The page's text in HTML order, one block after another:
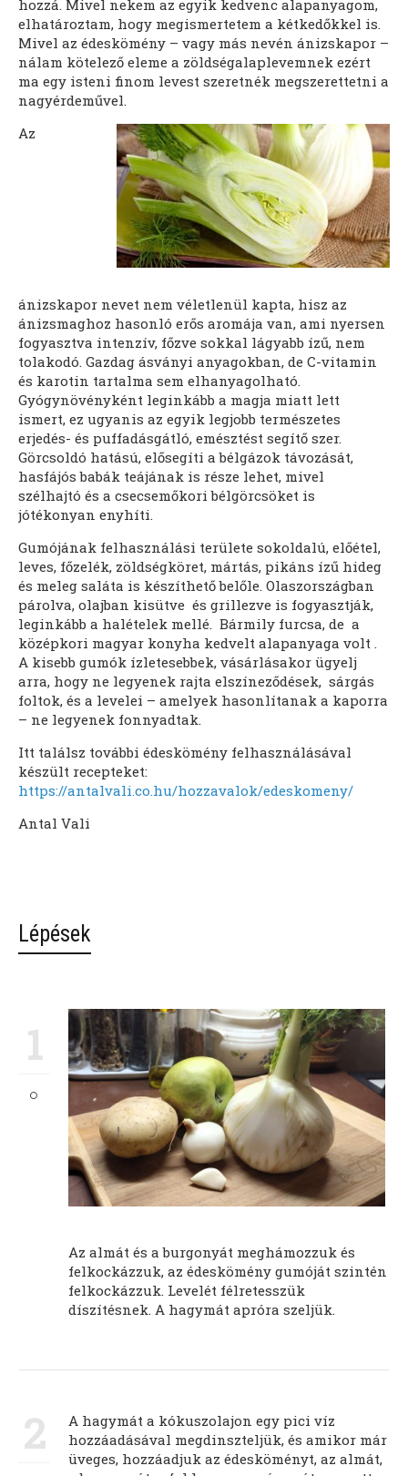
hozzá. Mivel nekem az egyik kedvenc alapanyagom,
elhatároztam, hogy megismertetem a kétkedőkkel is.
Mivel az édeskömény – vagy más nevén ánizskapor –
nálam kötelező eleme a zöldségalaplevemnek ezért
ma egy isteni finom levest szeretnék megszerettetni a
nagyérdeművel.
Az
ánizskapor nevet nem véletlenül kapta, hisz az
ánizsmaghoz hasonló erős aromája van, ami nyersen
fogyasztva intenzív, főzve sokkal lágyabb ízű, nem
tolakodó. Gazdag ásványi anyagokban, de C-vitamin
és karotin tartalma sem elhanyagolható.
Gyógynövényként leginkább a magja miatt lett
ismert, ez ugyanis az egyik legjobb természetes
erjedés- és puffadásgátló, emésztést segítő szer.
Görcsoldó hatású, elősegíti a bélgázok távozását,
hasfájós babák teájának is része lehet, mivel
szélhajtó és a csecsemőkori bélgörcsöket is
jótékonyan enyhíti.
Gumójának felhasználási területe sokoldalú, előétel,
leves, főzelék, zöldségköret, mártás, pikáns ízű hideg
és meleg saláta is készíthető belőle. Olaszországban
párolva, olajban kisütve és grillezve is fogyasztják,
leginkább a halételek mellé. Bármily furcsa, de a
középkori magyar konyha kedvelt alapanyaga volt .
A kisebb gumók ízletesebbek, vásárlásakor ügyelj
arra, hogy ne legyenek rajta elszíneződések, sárgás
foltok, és a levelei – amelyek hasonlítanak a kaporra
– ne legyenek fonnyadtak.
Itt találsz további édeskömény felhasználásával
készült recepteket:
https://antalvali.co.hu/hozzavalok/edeskomeny/
Antal Vali
Lépések
1
Az almát és a burgonyát meghámozzuk és
felkockázzuk, az édeskömény gumóját szintén
felkockázzuk. Levelét félretesszük
díszítésnek. A hagymát apróra szeljük.
2
A hagymát a kókuszolajon egy pici víz
hozzáadásával megdinszteljük, és amikor már
üveges, hozzáadjuk az édesköményt, az almát,